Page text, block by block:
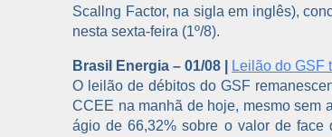
Scallng Factor, na sigla em inglês),
nesta sexta-feira (1º/8).
Brasil Energia – 01/08 |
Leilão do GSF
O leilão de débitos do GSF
CCEE na manhã de hoje, mesmo sem
ágio de 66,32% sobre o valor de face